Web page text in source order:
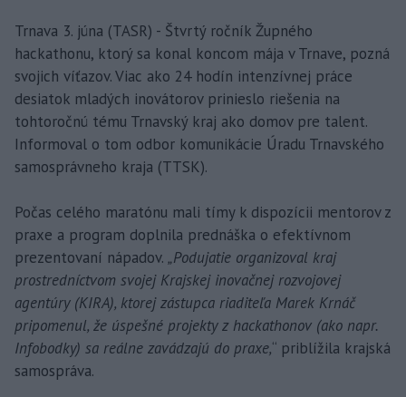
Trnava 3. júna (TASR) - Štvrtý ročník Župného
hackathonu, ktorý sa konal koncom mája v Trnave, pozná
svojich víťazov. Viac ako 24 hodín intenzívnej práce
desiatok mladých inovátorov prinieslo riešenia na
tohtoročnú tému Trnavský kraj ako domov pre talent.
Informoval o tom odbor komunikácie Úradu Trnavského
samosprávneho kraja (TTSK).
Počas celého maratónu mali tímy k dispozícii mentorov z
praxe a program doplnila prednáška o efektívnom
prezentovaní nápadov. „Podujatie organizoval kraj
prostredníctvom svojej Krajskej inovačnej rozvojovej
agentúry (KIRA), ktorej zástupca riaditeľa Marek Krnáč
pripomenul, že úspešné projekty z hackathonov (ako napr.
Infobodky) sa reálne zavádzajú do praxe,“ priblížila krajská
samospráva.